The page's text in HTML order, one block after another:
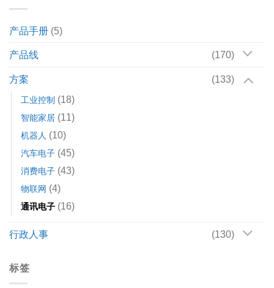
产品手册 (5)
产品线 (170)
方案 (133)
工业控制 (18)
智能家居 (11)
机器人 (10)
汽车电子 (45)
消费电子 (43)
物联网 (4)
通讯电子 (16)
行政人事 (130)
标签